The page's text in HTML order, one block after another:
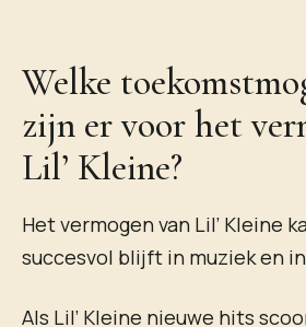
Welke
zijn er voor het
Lil’ Kleine?
Het vermogen van Lil’ Kleine
succesvol blijft in muziek en
Als Lil’ Kleine nieuwe hits